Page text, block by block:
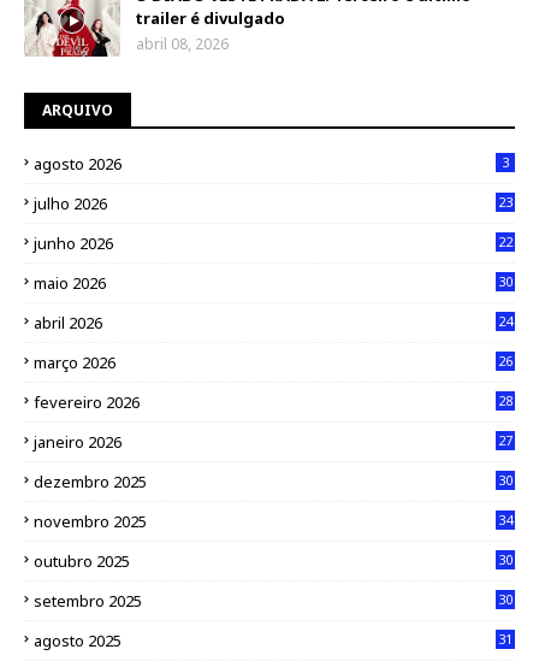
trailer é divulgado
abril 08, 2026
ARQUIVO
agosto 2026 3
julho 2026 23
junho 2026 22
maio 2026 30
abril 2026 24
março 2026 26
fevereiro 2026 28
janeiro 2026 27
dezembro 2025 30
novembro 2025 34
outubro 2025 30
setembro 2025 30
agosto 2025 31